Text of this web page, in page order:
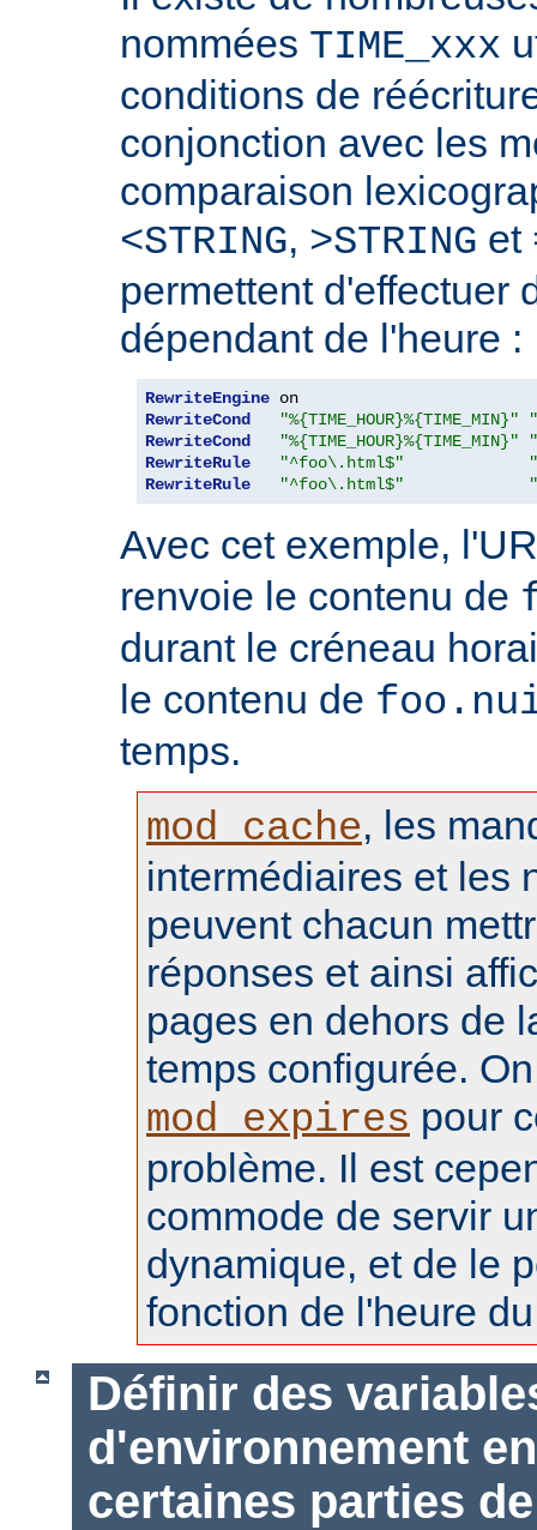
nommées TIME_xxx
conditions de
conjonction avec les
comparaison
<STRING, >STRING et
permettent d'effectuer
dépendant de l'heure :
RewriteEngine
RewriteCond
"%{TIME_HOUR}%{TIME_MIN}"
RewriteCond
"%{TIME_HOUR}%{TIME_MIN}"
RewriteRule
"^foo\.html$"
RewriteRule
"^foo\.html$"
Avec cet exemple,
renvoie le contenu de
durant le créneau
le contenu de
temps.
mod_cache, les
intermédiaires et les
peuvent chacun
réponses et ainsi
pages en dehors de
temps configurée.
mod_expires pour
problème. Il est
commode de servir
dynamique, et de le
fonction de l'heure
Définir des
d'environnement
certaines parties